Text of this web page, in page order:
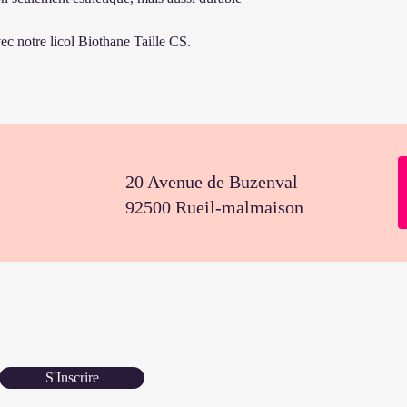
notre licol Biothane Taille CS.
20 Avenue de Buzenval
92500 Rueil-malmaison
S'Inscrire